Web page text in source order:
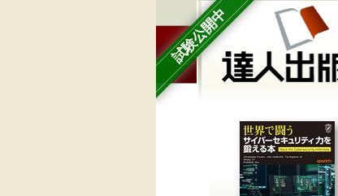
試験公開中